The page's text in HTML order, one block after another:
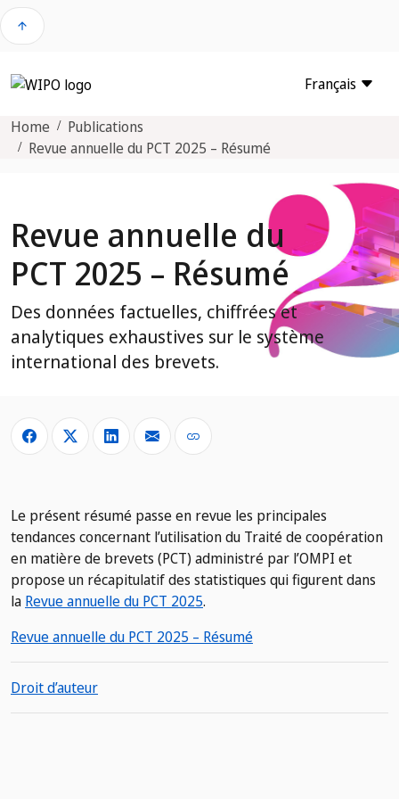
arrow_upward
Français
Home
Publications
Revue annuelle du PCT 2025 – Résumé
Revue annuelle du
PCT 2025 – Résumé
Des données factuelles, chiffrées et
analytiques exhaustives sur le système
international des brevets.
Le présent résumé passe en revue les principales
tendances concernant l’utilisation du Traité de coopération
en matière de brevets (PCT) administré par l’OMPI et
propose un récapitulatif des statistiques qui figurent dans
la Revue annuelle du PCT 2025.
Revue annuelle du PCT 2025 – Résumé
Droit d’auteur